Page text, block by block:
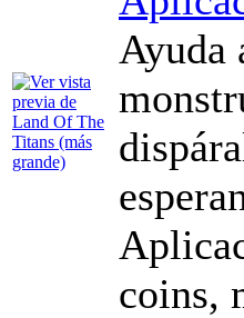
Ayuda
coins,